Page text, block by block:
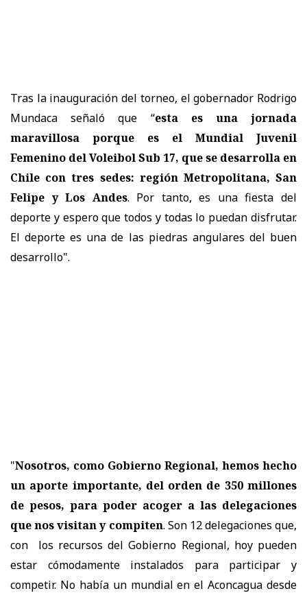
Tras la inauguración del torneo, el gobernador Rodrigo
Mundaca señaló que “esta es una jornada
maravillosa porque es el Mundial Juvenil
Femenino del Voleibol Sub 17, que se desarrolla en
Chile con tres sedes: región Metropolitana, San
Felipe y Los Andes. Por tanto, es una fiesta del
deporte y espero que todos y todas lo puedan disfrutar.
El deporte es una de las piedras angulares del buen
desarrollo".
"Nosotros, como Gobierno Regional, hemos hecho
un aporte importante, del orden de 350 millones
de pesos, para poder acoger a las delegaciones
que nos visitan y compiten. Son 12 delegaciones que,
con los recursos del Gobierno Regional, hoy pueden
estar cómodamente instalados para participar y
competir. No había un mundial en el Aconcagua desde